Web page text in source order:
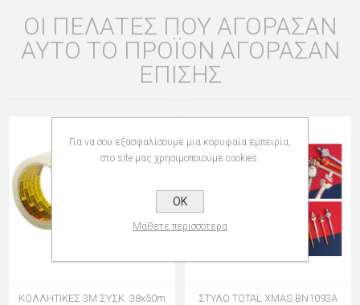
ΟΙ ΠΕΛΆΤΕΣ ΠΟΥ ΑΓΌΡΑΣΑΝ
ΑΥΤΌ ΤΟ ΠΡΟΪΌΝ ΑΓΌΡΑΣΑΝ
ΕΠΊΣΗΣ
ΚΟΛΛΗΤΙΚΕΣ 3Μ ΣΥΣΚ. 38x50m
ΣΤΥΛΟ TOTAL XMAS BN1093A
Για να σου εξασφαλίσουμε μια κορυφαία εμπειρία,
στο site μας χρησιμοποιούμε cookies.
OK
Μάθετε περισσότερα